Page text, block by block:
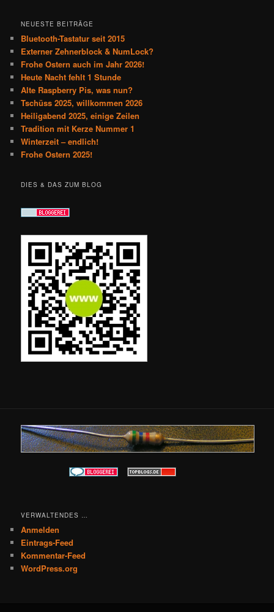
NEUESTE BEITRÄGE
Bluetooth-Tastatur seit 2015
Externer Zehnerblock & NumLock?
Frohe Ostern auch im Jahr 2026!
Heute Nacht fehlt 1 Stunde
Alte Raspberry Pis, was nun?
Tschüss 2025, willkommen 2026
Heiligabend 2025, einige Zeilen
Tradition mit Kerze Nummer 1
Winterzeit – endlich!
Frohe Ostern 2025!
DIES & DAS ZUM BLOG
VERWALTENDES …
Anmelden
Eintrags-Feed
Kommentar-Feed
WordPress.org